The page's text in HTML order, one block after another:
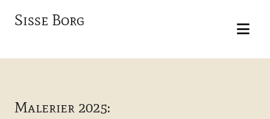
Sisse Borg
Malerier 2025: